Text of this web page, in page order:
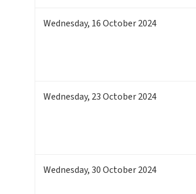
Wednesday, 16October 2024
Wednesday, 23October 2024
Wednesday,30October 2024